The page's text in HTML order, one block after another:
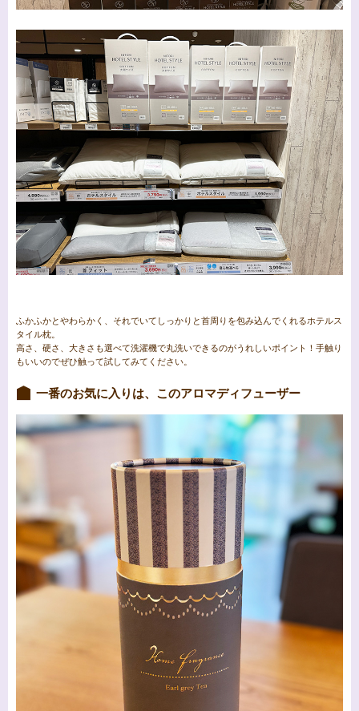
ふかふかとやわらかく、それでいてしっかりと首周りを包み込んでくれるホテルス
タイル枕。
高さ、硬さ、大きさも選べて洗濯機で丸洗いできるのがうれしいポイント！手触り
もいいのでぜひ触って試してみてください。
一番のお気に入りは、このアロマディフューザー